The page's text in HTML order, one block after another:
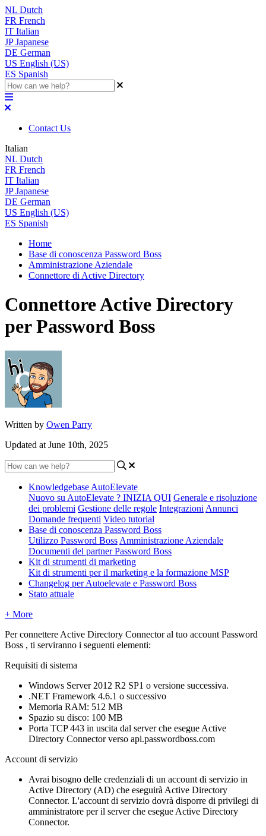
NL Dutch
FR French
IT Italian
JP Japanese
DE German
US English (US)
ES Spanish
Contact Us
Italian
NL Dutch
FR French
IT Italian
JP Japanese
DE German
US English (US)
ES Spanish
Home
Base di conoscenza Password Boss
Amministrazione Aziendale
Connettore di Active Directory
Connettore Active Directory
per Password Boss
Written by Owen Parry
Updated at June 10th, 2025
Knowledgebase AutoElevate
Nuovo su AutoElevate ? INIZIA QUI Generale e risoluzione
dei problemi Gestione delle regole Integrazioni Annunci
Domande frequenti Video tutorial
Base di conoscenza Password Boss
Utilizzo Password Boss Amministrazione Aziendale
Documenti del partner Password Boss
Kit di strumenti di marketing
Kit di strumenti per il marketing e la formazione MSP
Changelog per Autoelevate e Password Boss
Stato attuale
+ More
Per connettere Active Directory Connector al tuo account Password
Boss , ti serviranno i seguenti elementi:
Requisiti di sistema
Windows Server 2012 R2 SP1 o versione successiva.
.NET Framework 4.6.1 o successivo
Memoria RAM: 512 MB
Spazio su disco: 100 MB
Porta TCP 443 in uscita dal server che esegue Active
Directory Connector verso api.passwordboss.com
Account di servizio
Avrai bisogno delle credenziali di un account di servizio in
Active Directory (AD) che eseguirà Active Directory
Connector. L'account di servizio dovrà disporre di privilegi di
amministratore per il server che esegue Active Directory
Connector.